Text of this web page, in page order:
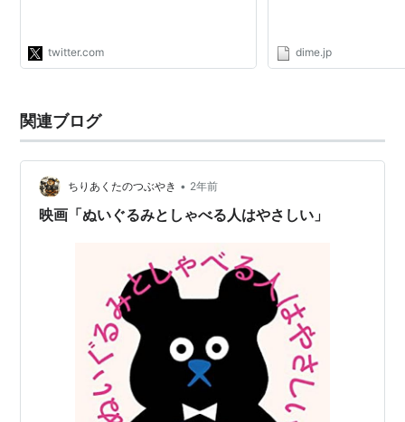
twitter.com dime.jp
関連ブログ
ちりあくたのつぶやき • 2年前
映画「ぬいぐるみとしゃべる人はやさしい」